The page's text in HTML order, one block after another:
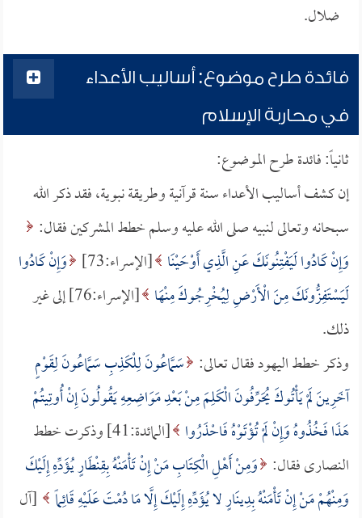
ضلال.
فائدة طرح موضوع: أساليب الأعداء
في محاربة الإسلام
ثانياً: فائدة طرح الموضوع:
إن كشف أساليب الأعداء سنة قرآنية وطريقة نبوية، فقد ذكر الله
سبحانه وتعالى لنبيه صلى الله عليه وسلم خطط المشركين فقال:
وَإِنْ كَادُوا لَيَفْتِنُونَكَ عَنِ الَّذِي أَوْحَيْنَا [الإسراء:73]
وَإِنْ كَادُوا
لَيَسْتَفِزُّونَكَ مِنَ الْأَرْضِ لِيُخْرِجُوكَ مِنْهَا
[الإسراء:76] إلى غير
ذلك.
وذكر خطط اليهود فقال تعالى: سَمَّاعُونَ لِلْكَذِبِ سَمَّاعُونَ لِقَوْمٍ
آخَرِينَ لَمْ يَأْتُوكَ يُحَرِّفُونَ الْكَلِمَ مِنْ بَعْدِ مَوَاضِعِهِ يَقُولُونَ إِنْ أُوتِيتُمْ
هَذَا فَخُذُوهُ وَإِنْ لَمْ تُؤْتَوْهُ فَاحْذَرُوا
[المائدة:41] وذكرت خطط
النصارى فقال: وَمِنْ أَهْلِ الْكِتَابِ مَنْ إِنْ تَأْمَنْهُ بِقِنْطَارٍ يُؤَدِّهِ إِلَيْكَ
وَمِنْهُمْ مَنْ إِنْ تَأْمَنْهُ بِدِينَارٍ لا يُؤَدِّهِ إِلَيْكَ إِلَّا مَا دُمْتَ عَلَيْهِ قَائِماً [آل